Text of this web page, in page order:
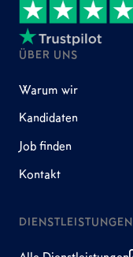
ÜBER UNS
Warum wir
Kandidaten
Job finden
Kontakt
DIENSTLEISTUNGEN